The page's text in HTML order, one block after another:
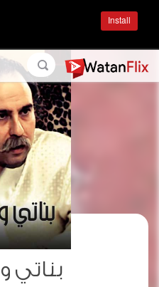
بناتي
Install